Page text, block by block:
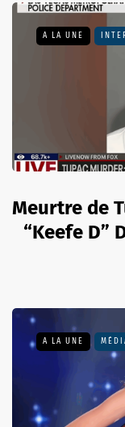
A LA UNE
Meurtre de
“Keefe D”
A LA UNE